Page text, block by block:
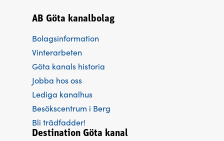
AB Göta kanalbolag
Bolagsinformation
Vinterarbeten
Göta kanals historia
Jobba hos oss
Lediga kanalhus
Besökscentrum i Berg
Bli trädfadder!
Destination Göta kanal